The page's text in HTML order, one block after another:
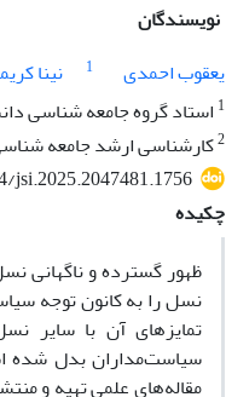
نویسندگان
یعقوب احمدی
1 نینا
1 استاد گروه جامعه شناسی
2کارشناسی ارشد جامعه
jsi.2025.2047481.1756
چکیده
ظهور گسترده و ناگهانی
نسل را به کانون توجه
تمایزهای آن با سایر
سیاست‌مداران بدل شده